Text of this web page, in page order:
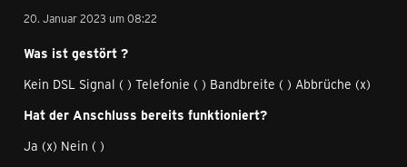
20. Januar 2023 um 08:22
Was ist gestört ?
Kein DSL Signal ( ) Telefonie ( ) Bandbreite ( ) Abbrüche (x)
Hat der Anschluss bereits funktioniert?
Ja (x) Nein ( )